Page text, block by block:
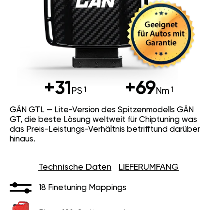
+31 PS +69Nm
GÄN GTL — Lite-Version des Spitzenmodells GÄN
GT, die beste Lösung weltweit für Chiptuning was
das Preis-Leistungs-Verhältnis betrifftund darüber
hinaus.
Technische Daten LIEFERUMFANG
18 Finetuning Mappings